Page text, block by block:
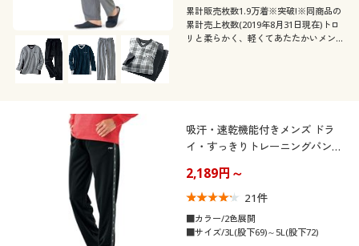
累計販売枚数1.9万着※突破!※同商品の
累計売上枚数(2019年8月31日現在)トロ
リと柔らかく、軽くてあたたかいメンズ
吸汗・速乾機能付きメンズ ドラ
イ・すっきりトレーニングパンツ
2,189円～
21件
■カラー/2色展開
■サイズ/3L(股下69)～5L(股下72)